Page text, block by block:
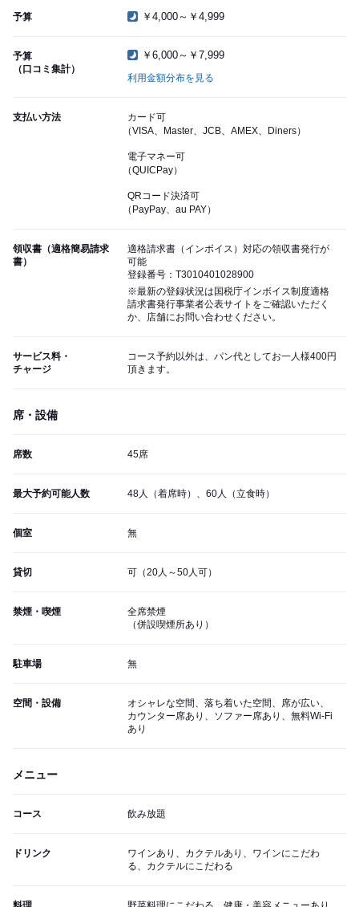
予算 ￥4,000～￥4,999
予算
（口コミ集計）
￥6,000～￥7,999
利用金額分布を見る
支払い方法
カード可
（VISA、Master、JCB、AMEX、Diners）
電子マネー可
（QUICPay）
QRコード決済可
（PayPay、au PAY）
領収書（適格簡易請求
書）
適格請求書（インボイス）対応の領収書発行が
可能
登録番号：T3010401028900
※最新の登録状況は国税庁インボイス制度適格
請求書発行事業者公表サイトをご確認いただく
か、店舗にお問い合わせください。
サービス料・
チャージ
コース予約以外は、パン代としてお一人様400円
頂きます。
席・設備
席数 45席
最大予約可能人数 48人（着席時）、60人（立食時）
個室 無
貸切 可（20人～50人可）
禁煙・喫煙
全席禁煙
（併設喫煙所あり）
駐車場 無
空間・設備
オシャレな空間、落ち着いた空間、席が広い、
カウンター席あり、ソファー席あり、無料Wi-Fi
あり
メニュー
コース 飲み放題
ドリンク
ワインあり、カクテルあり、ワインにこだわ
る、カクテルにこだわる